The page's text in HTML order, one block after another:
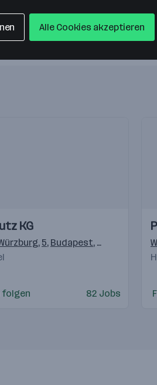
,Siezenheim,Rankweil
KG
, 5, Budapest, Ljubljana
folgen 82 Jobs
Alle Cookies akzeptieren